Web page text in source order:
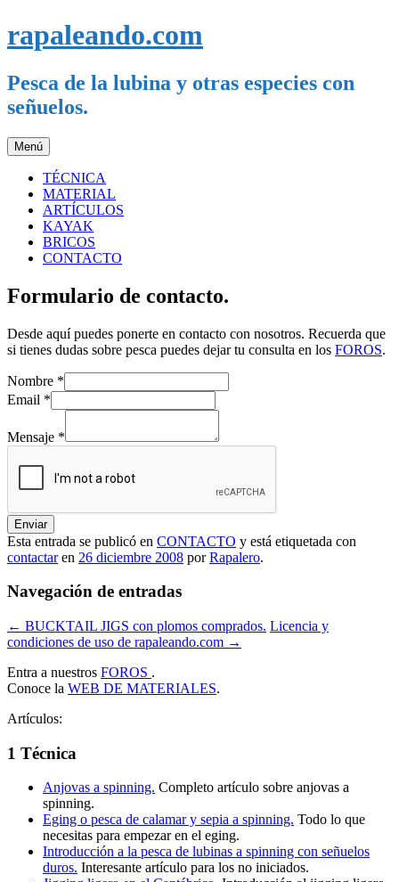
al
rapaleando.com
Pesca de la lubina y otras especies con
señuelos.
Menú
TÉCNICA
MATERIAL
ARTÍCULOS
KAYAK
BRICOS
CONTACTO
Formulario de contacto.
Desde aquí puedes ponerte en contacto con nosotros. Recuerda que
si tienes dudas sobre pesca puedes dejar tu consulta en los FOROS.
Nombre *
Email *
Mensaje *
Enviar
Esta entrada se publicó en CONTACTO y está etiquetada con
contactaren 26 diciembre 2008 porRapalero.
Navegación de entradas
← BUCKTAIL JIGS con plomos comprados. Licencia y
condiciones de uso de rapaleando.com →
Entra a nuestros FOROS .
Conoce la WEB DE MATERIALES.
Artículos:
1 Técnica
Anjovas a spinning. Completo artículo sobre anjovas a
spinning.
Eging o pesca de calamar y sepia a spinning. Todo lo que
necesitas para empezar en el eging.
Introducción a la pesca de lubinas a spinning con señuelos
duros. Interesante artículo para los no iniciados.